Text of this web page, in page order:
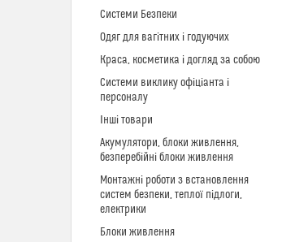
Системи Безпеки
Одяг для вагітних і годуючих
Краса, косметика і догляд за собою
Системи виклику офіціанта і
персоналу
Інші товари
Акумулятори, блоки живлення,
безперебійні блоки живлення
Монтажні роботи з встановлення
систем безпеки, теплої підлоги,
електрики
Блоки живлення